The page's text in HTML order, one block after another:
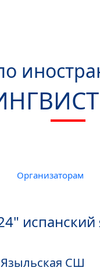
Организаторам
испанский
СШ